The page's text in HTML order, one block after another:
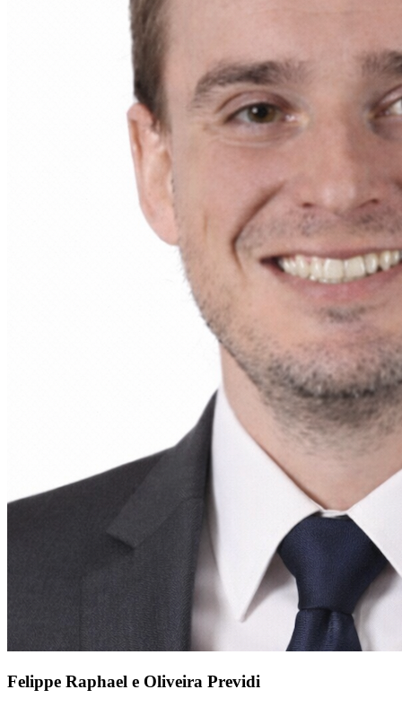
Felippe Raphael e Oliveira Previdi